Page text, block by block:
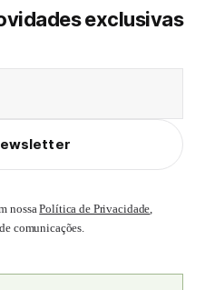
exclusivas
nossaPolítica de Privacidade,
comunicações.